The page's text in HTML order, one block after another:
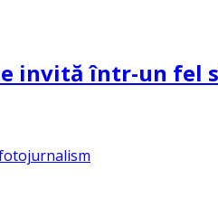
invită într-un fel